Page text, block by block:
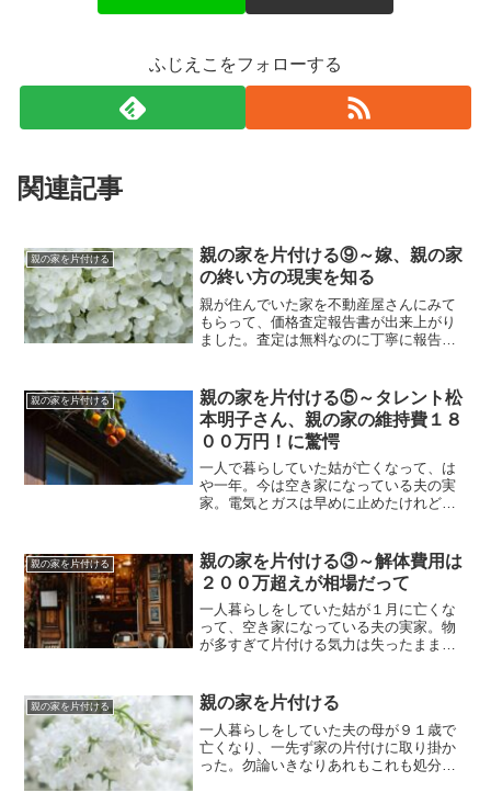
ふじえこをフォローする
関連記事
親の家を片付ける
親の家を片付ける⑨～嫁、親の家
の終い方の現実を知る
親が住んでいた家を不動産屋さんにみて
もらって、価格査定報告書が出来上がり
ました。査定は無料なのに丁寧に報告書
などを考え合わせると、更地にして土地
のみで販売することは難しい...
親の家を片付ける
親の家を片付ける⑤～タレント松
本明子さん、親の家の維持費１８
００万円！に驚愕
一人で暮らしていた姑が亡くなって、は
や一年。今は空き家になっている夫の実
家。電気とガスは早めに止めたけれど、
町の上下水道基本料金１カ月、２,４２０
円ナリ。つまり、１年で...
親の家を片付ける
親の家を片付ける③～解体費用は
２００万超えが相場だって
一人暮らしをしていた姑が１月に亡くな
って、空き家になっている夫の実家。物
が多すぎて片付ける気力は失ったまま。
作業を依頼して外回りはスッキリ。片付
けの時に水はいるし、手は...
親の家を片付ける 親の家を片付ける
一人暮らしをしていた夫の母が９１歳で
亡くなり、一先ず家の片付けに取り掛か
った。勿論いきなりあれもこれも処分し